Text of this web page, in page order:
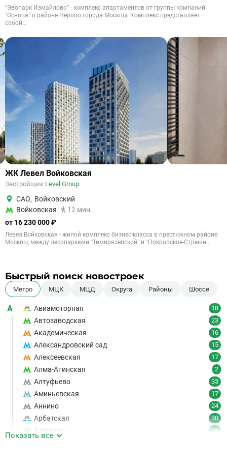
“Эвопарк Измайлово” - комплекс апартаментов от группы компаний
“Основа” в районе Перово города Москвы. Комплекс представляет
собой...
ЖК Левел Войковская
Застройщик Level Group
САО, Войковский
Войковская
12 мин.
от 16 230 000 ₽
Левел Войковская - жилой комплекс бизнес-класса в престижном районе
Москвы, между лесопарками “Тимирязевский” и “Покровское-Стрешн...
Быстрый поиск новостроек
Метро МЦК МЦД Округа Районы Шоссе
А Авиамоторная 18
Автозаводская 23
Академическая 16
Александровский сад 15
Алексеевская 17
Алма-Атинская 2
Алтуфьево 33
Аминьевская 17
Аннино 24
Арбатская 30
Аэропорт 16
Показать все